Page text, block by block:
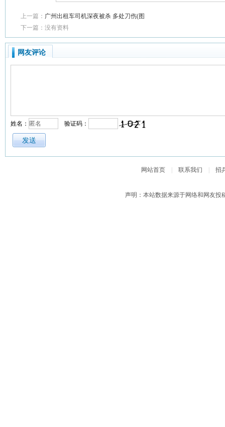
上一篇： 广州出租车司机深夜被杀 多处刀伤(图
下一篇：没有资料
网友评论
姓名： 验证码：
网站首页 联系我们 招
声明：本站数据来源于网络和网友投